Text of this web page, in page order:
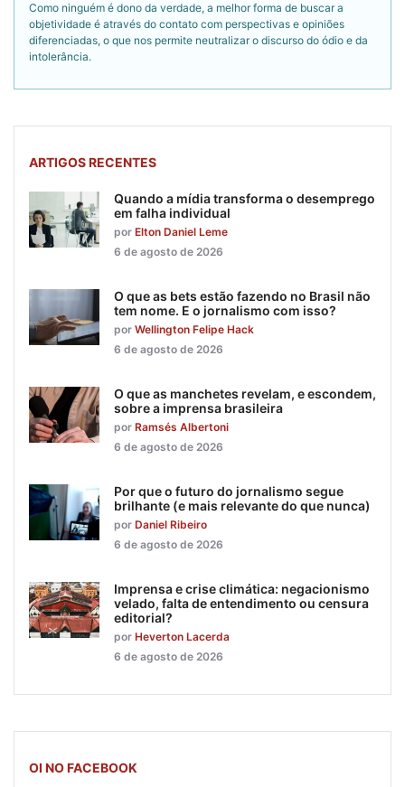
Como ninguém é dono da verdade, a melhor forma de buscar a
objetividade é através do contato com perspectivas e opiniões
diferenciadas, o que nos permite neutralizar o discurso do ódio e da
intolerância.
ARTIGOS RECENTES
Quando a mídia transforma o desemprego
em falha individual
por Elton Daniel Leme
6 de agosto de 2026
O que as bets estão fazendo no Brasil não
tem nome. E o jornalismo com isso?
por Wellington Felipe Hack
6 de agosto de 2026
O que as manchetes revelam, e escondem,
sobre a imprensa brasileira
por Ramsés Albertoni
6 de agosto de 2026
Por que o futuro do jornalismo segue
brilhante (e mais relevante do que nunca)
por Daniel Ribeiro
6 de agosto de 2026
Imprensa e crise climática: negacionismo
velado, falta de entendimento ou censura
editorial?
por Heverton Lacerda
6 de agosto de 2026
OI NO FACEBOOK